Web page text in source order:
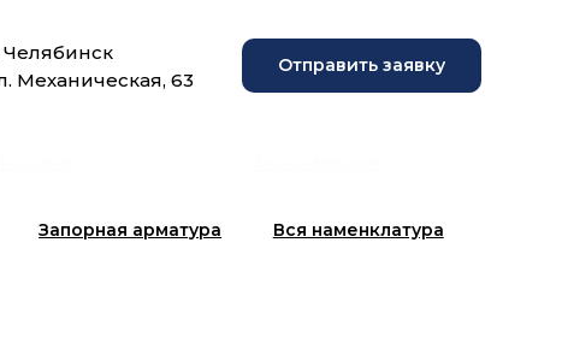
Челябинск
Механическая, 63
Отправить заявку
Запорная арматура Вся наменклатура